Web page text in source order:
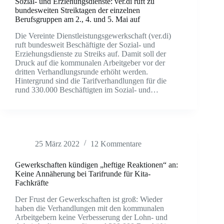
bundesweiten Streiktagen der einzelnen
Berufsgruppen am 2., 4. und 5. Mai auf
Die Vereinte Dienstleistungsgewerkschaft (ver.di)
ruft bundesweit Beschäftigte der Sozial- und
Erziehungsdienste zu Streiks auf. Damit soll der
Druck auf die kommunalen Arbeitgeber vor der
dritten Verhandlungsrunde erhöht werden.
Hintergrund sind die Tarifverhandlungen für die
rund 330.000 Beschäftigten im Sozial- und…
25 März 2022 12 Kommentare
Gewerkschaften kündigen „heftige Reaktionen“ an:
Keine Annäherung bei Tarifrunde für Kita-
Fachkräfte
Der Frust der Gewerkschaften ist groß: Wieder
haben die Verhandlungen mit den kommunalen
Arbeitgebern keine Verbesserung der Lohn- und